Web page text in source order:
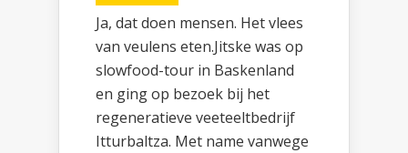
Ja, dat doen mensen. Het vlees
van veulens eten.Jitske was op
slowfood-tour in Baskenland
en ging op bezoek bij het
regeneratieve veeteeltbedrijf
Itturbaltza. Met name vanwege